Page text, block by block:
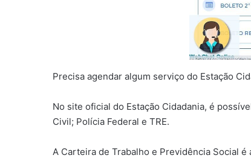
Precisa agendar algum serviço do Estação
No site oficial do Estação Cidadania, é
Civil; Polícia Federal e TRE.
A Carteira de Trabalho e Previdência Social é